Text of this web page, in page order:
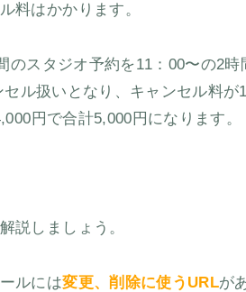
料はかかります。
のスタジオ予約を11：00〜の2時
ル扱いとなり、キャンセル料が
円で合計5,000円になります。
説しましょう。
ルには変更、削除に使うURLが